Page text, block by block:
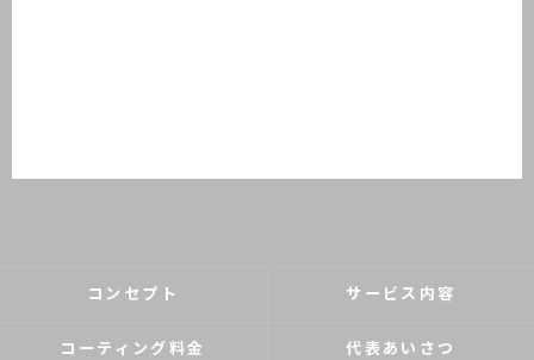
コンセプト サービス内容
コーティング料金 代表あいさつ